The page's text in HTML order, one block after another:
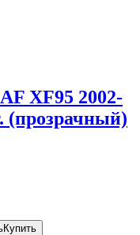
XF95 2002-
(прозрачный)
Купить